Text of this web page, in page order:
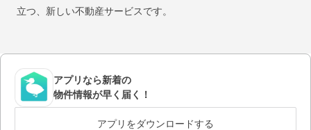
立つ、新しい不動産サービスです。
アプリなら新着の
物件情報が早く届く！
アプリをダウンロードする